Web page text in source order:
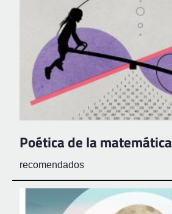
Poética de la matemática
recomendados